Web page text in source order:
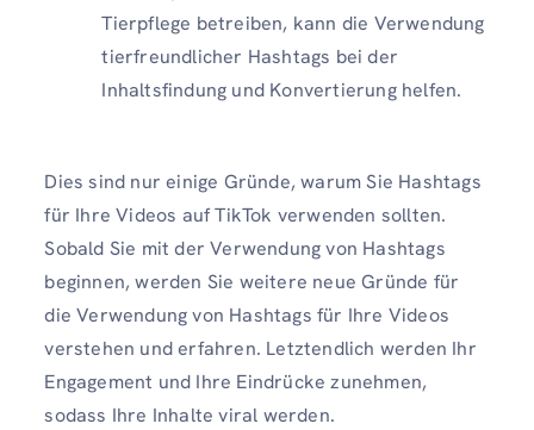
Tierpflege betreiben, kann die Verwendung
tierfreundlicher Hashtags bei der
Inhaltsfindung und Konvertierung helfen.
Dies sind nur einige Gründe, warum Sie Hashtags
für Ihre Videos auf TikTok verwenden sollten.
Sobald Sie mit der Verwendung von Hashtags
beginnen, werden Sie weitere neue Gründe für
die Verwendung von Hashtags für Ihre Videos
verstehen und erfahren. Letztendlich werden Ihr
Engagement und Ihre Eindrücke zunehmen,
sodass Ihre Inhalte viral werden.